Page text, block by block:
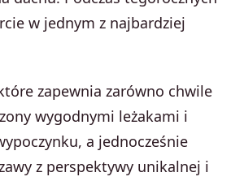
w jednym z najbardziej
zapewnia zarówno chwile
wygodnymi leżakami i
a jednocześnie
z perspektywy unikalnej i